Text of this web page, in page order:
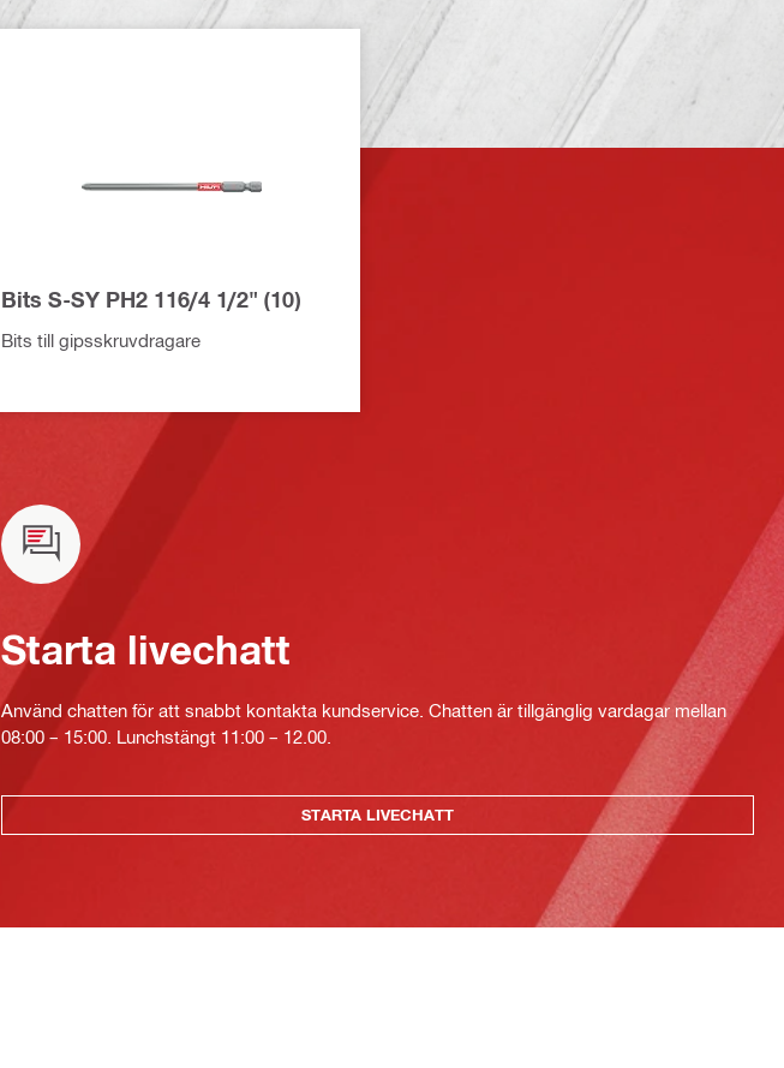
Bits S-SY PH2 116/4 1/2" (10)
Bits till gipsskruvdragare
Starta livechatt
Använd chatten för att snabbt kontakta kundservice. Chatten är tillgänglig vardagar mellan
08:00 – 15:00. Lunchstängt 11:00 – 12.00.
STARTA LIVECHATT